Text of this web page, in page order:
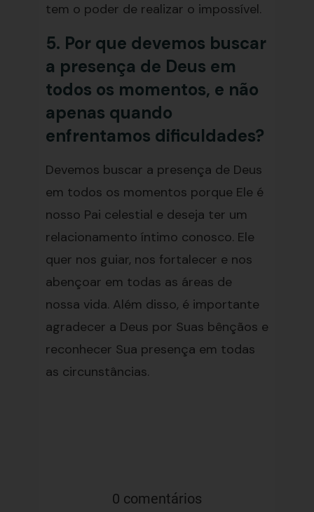
tem o poder de realizar o impossível.
5. Por que devemos buscar
a presença de Deus em
todos os momentos, e não
apenas quando
enfrentamos dificuldades?
Devemos buscar a presença de Deus
em todos os momentos porque Ele é
nosso Pai celestial e deseja ter um
relacionamento íntimo conosco. Ele
quer nos guiar, nos fortalecer e nos
abençoar em todas as áreas de
nossa vida. Além disso, é importante
agradecer a Deus por Suas bênçãos e
reconhecer Sua presença em todas
as circunstâncias.
0 comentários